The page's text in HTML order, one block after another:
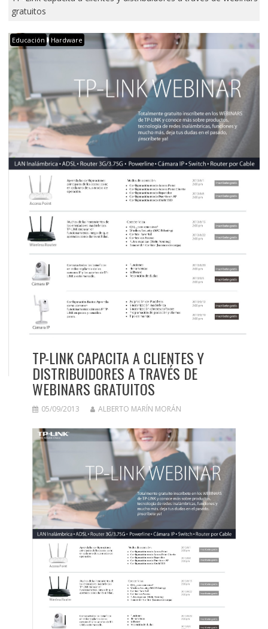
gratuitos
Educación Hardware
TP-LINK CAPACITA A CLIENTES Y
DISTRIBUIDORES A TRAVÉS DE
WEBINARS GRATUITOS
05/09/2013 ALBERTO MARÍN MORÁN